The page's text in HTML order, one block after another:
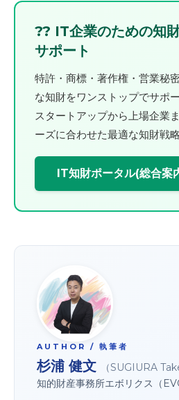
?? IT企業のための知
サポート
特許・商標・著作権・営業
な知財をワンストップでサポー
スタートアップから上場企業
ーズに合わせた最適な知財戦
IT知財ポータル(総合案
AUTHOR / 執筆者
杉浦 健文
（SUGIURA
知的財産事務所エボリクス（